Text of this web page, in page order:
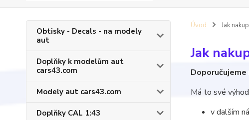
Obtisky - Decals - na modely
aut
Doplňky k modelům aut
cars43.com
Modely aut cars43.com
Doplňky CAL 1:43
Úvod Jak
Jak
Má to své
v dalším